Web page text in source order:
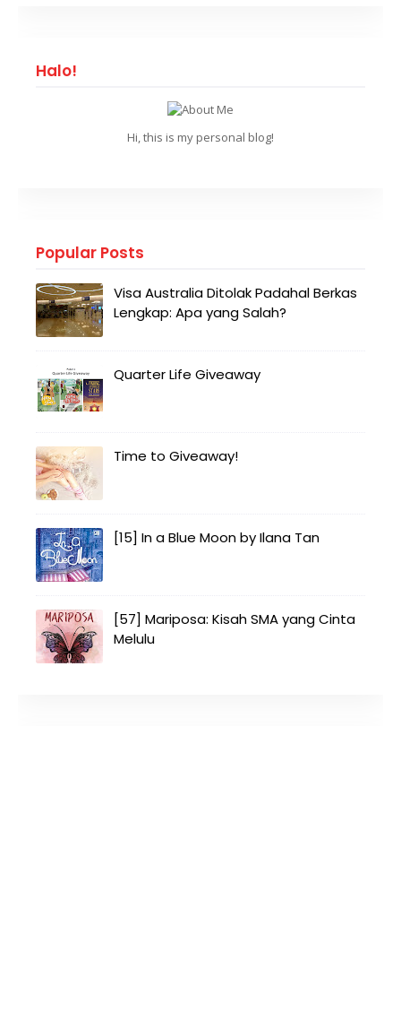
Halo!
Hi, this is my personal blog!
Popular Posts
Visa Australia Ditolak Padahal Berkas
Lengkap: Apa yang Salah?
Quarter Life Giveaway
Time to Giveaway!
[15] In a Blue Moon by Ilana Tan
[57] Mariposa: Kisah SMA yang Cinta
Melulu